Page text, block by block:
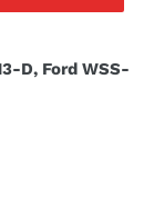
D, Ford WSS-